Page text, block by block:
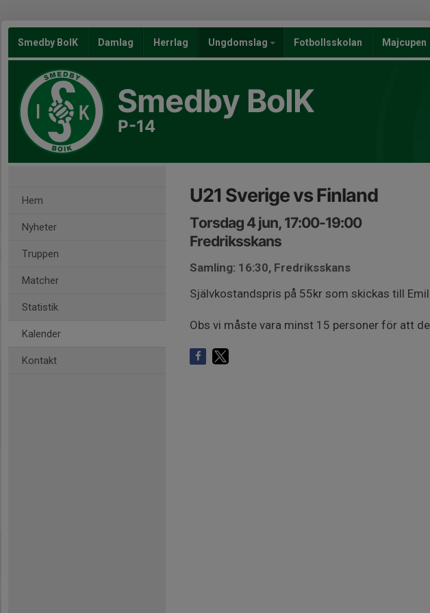
Smedby BoIK Damlag Herrlag Ungdomslag Fotbollsskolan Majcupen
Smedby BoIK
P-14
Hem
Nyheter
Truppen
Matcher
Statistik
Kalender
Kontakt
U21 Sverige vs Finland
Torsdag 4 jun, 17:00-19:00
Fredriksskans
Samling: 16:30, Fredriksskans
Självkostandspris på 55kr som skickas till
Obs vi måste vara minst 15 personer för att